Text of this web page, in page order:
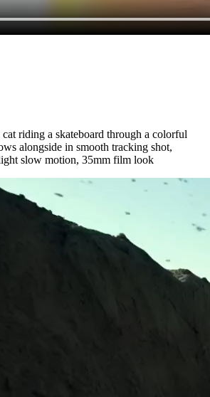
riding a skateboard through a colorful
alongside in smooth tracking shot,
slow motion, 35mm film look